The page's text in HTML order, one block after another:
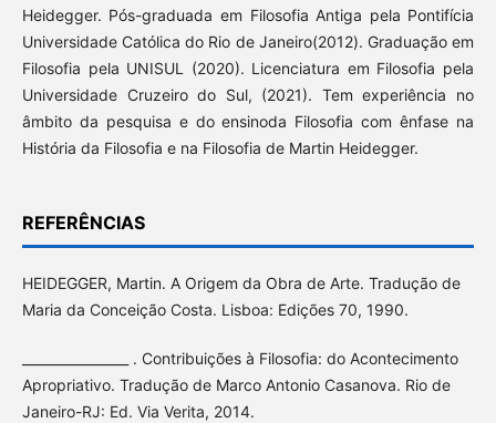
Heidegger. Pós-graduada em Filosofia Antiga pela Pontifícia
Universidade Católica do Rio de Janeiro(2012). Graduação em
Filosofia pela UNISUL (2020). Licenciatura em Filosofia pela
Universidade Cruzeiro do Sul, (2021). Tem experiência no
âmbito da pesquisa e do ensinoda Filosofia com ênfase na
História da Filosofia e na Filosofia de Martin Heidegger.
REFERÊNCIAS
HEIDEGGER, Martin. A Origem da Obra de Arte. Tradução de
Maria da Conceição Costa. Lisboa: Edições 70, 1990.
________________ . Contribuições à Filosofia: do Acontecimento
Apropriativo. Tradução de Marco Antonio Casanova. Rio de
Janeiro-RJ: Ed. Via Verita, 2014.